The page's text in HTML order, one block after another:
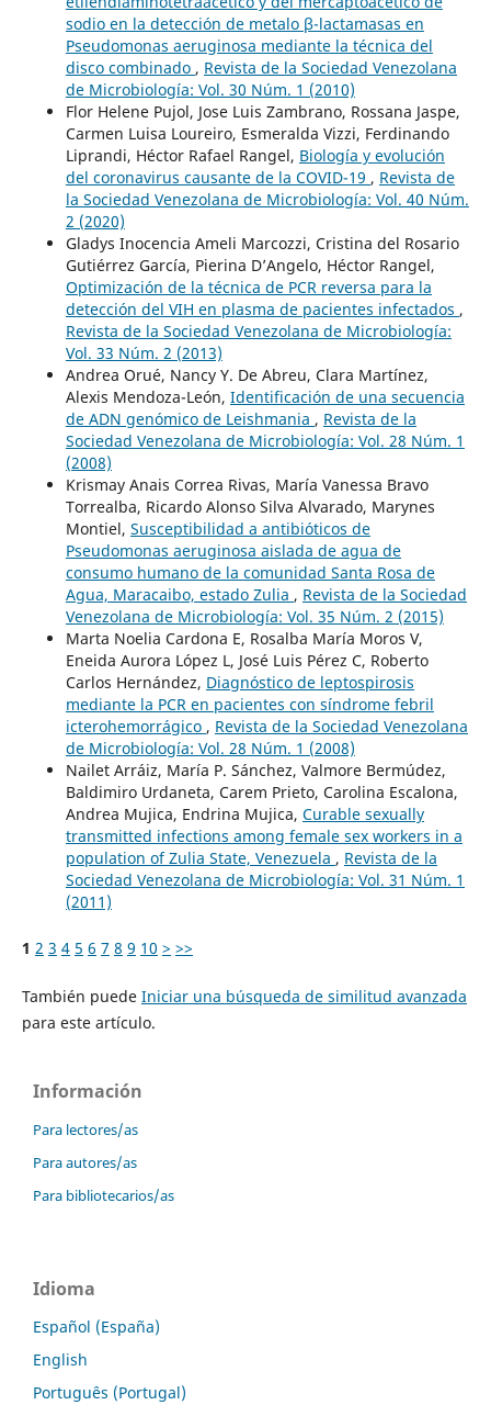
sodio en la detección de metalo β-lactamasas en
Pseudomonas aeruginosa mediante la técnica del
disco combinado , Revista de la Sociedad Venezolana
de Microbiología: Vol. 30 Núm. 1 (2010)
Flor Helene Pujol, Jose Luis Zambrano, Rossana Jaspe,
Carmen Luisa Loureiro, Esmeralda Vizzi, Ferdinando
Liprandi, Héctor Rafael Rangel, Biología y evolución
del coronavirus causante de la COVID-19 , Revista de
la Sociedad Venezolana de Microbiología: Vol. 40 Núm.
2 (2020)
Gladys Inocencia Ameli Marcozzi, Cristina del Rosario
Gutiérrez García, Pierina D’Angelo, Héctor Rangel,
Optimización de la técnica de PCR reversa para la
detección del VIH en plasma de pacientes infectados ,
Revista de la Sociedad Venezolana de Microbiología:
Vol. 33 Núm. 2 (2013)
Andrea Orué, Nancy Y. De Abreu, Clara Martínez,
Alexis Mendoza-León, Identificación de una secuencia
de ADN genómico de Leishmania , Revista de la
Sociedad Venezolana de Microbiología: Vol. 28 Núm. 1
(2008)
Krismay Anais Correa Rivas, María Vanessa Bravo
Torrealba, Ricardo Alonso Silva Alvarado, Marynes
Montiel, Susceptibilidad a antibióticos de
Pseudomonas aeruginosa aislada de agua de
consumo humano de la comunidad Santa Rosa de
Agua, Maracaibo, estado Zulia , Revista de la Sociedad
Venezolana de Microbiología: Vol. 35 Núm. 2 (2015)
Marta Noelia Cardona E, Rosalba María Moros V,
Eneida Aurora López L, José Luis Pérez C, Roberto
Carlos Hernández, Diagnóstico de leptospirosis
mediante la PCR en pacientes con síndrome febril
icterohemorrágico , Revista de la Sociedad Venezolana
de Microbiología: Vol. 28 Núm. 1 (2008)
Nailet Arráiz, María P. Sánchez, Valmore Bermúdez,
Baldimiro Urdaneta, Carem Prieto, Carolina Escalona,
Andrea Mujica, Endrina Mujica, Curable sexually
transmitted infections among female sex workers in a
population of Zulia State, Venezuela , Revista de la
Sociedad Venezolana de Microbiología: Vol. 31 Núm. 1
(2011)
1 2 3 4 5 6 7 8 9 10 > >>
También puede Iniciar una búsqueda de similitud avanzada
para este artículo.
Información
Para lectores/as
Para autores/as
Para bibliotecarios/as
Idioma
Español (España)
English
Português (Portugal)